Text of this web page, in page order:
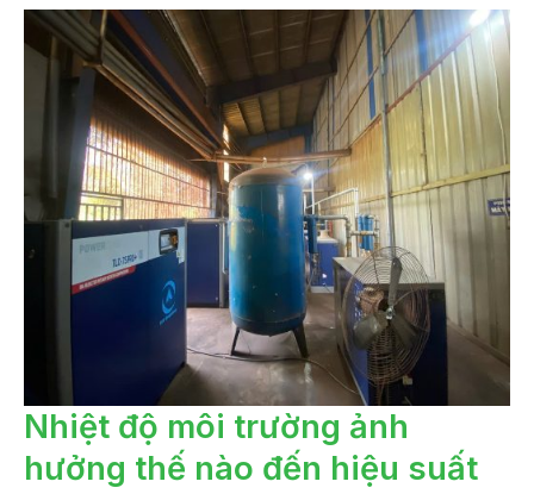
Nhiệt độ môi trường ảnh
hưởng thế nào đến hiệu suất
NHIỆT
ĐỘ
MÔI
TRƯỜNG
ẢNH
HƯỞNG